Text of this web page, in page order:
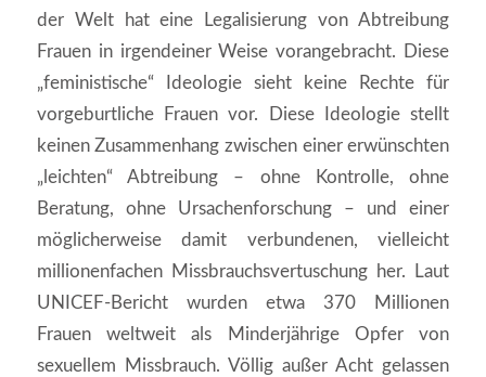
der Welt hat eine Legalisierung von Abtreibung
Frauen in irgendeiner Weise vorangebracht. Diese
„feministische“ Ideologie sieht keine Rechte für
vorgeburtliche Frauen vor. Diese Ideologie stellt
keinen Zusammenhang zwischen einer erwünschten
„leichten“ Abtreibung – ohne Kontrolle, ohne
Beratung, ohne Ursachenforschung – und einer
möglicherweise damit verbundenen, vielleicht
millionenfachen Missbrauchsvertuschung her. Laut
UNICEF-Bericht wurden etwa 370 Millionen
Frauen weltweit als Minderjährige Opfer von
sexuellem Missbrauch. Völlig außer Acht gelassen